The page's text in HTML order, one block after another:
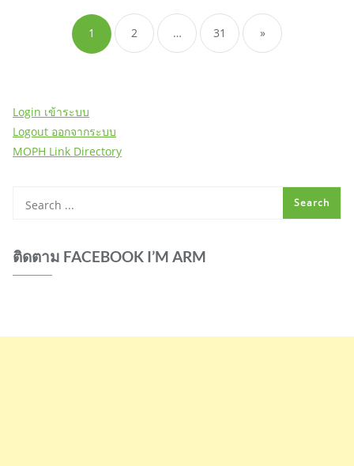
pagination
1 2 … 31 »
Login เข้าระบบ
Logout ออกจากระบบ
MOPH Link Directory
ติดตาม FACEBOOK I’M ARM